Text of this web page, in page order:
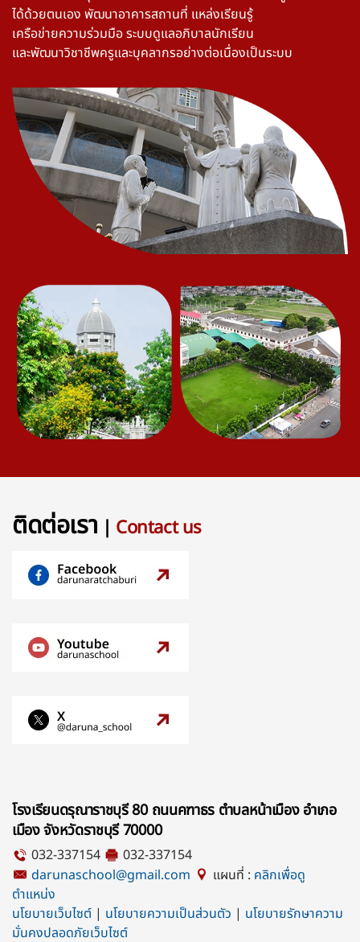
ได้ด้วยตนเอง พัฒนาอาคารสถานที่ แหล่งเรียนรู้
เครือข่ายความร่วมมือ ระบบดูแลอภิบาลนักเรียน
และพัฒนาวิชาชีพครูและบุคลากรอย่างต่อเนื่องเป็นระบบ
ติดต่อเรา | Contact us
โรงเรียนดรุณาราชบุรี 80 ถนนคฑาธร ตำบลหน้าเมือง อำเภอ
เมือง จังหวัดราชบุรี 70000
032-337154
032-337154
darunaschool@gmail.com
แผนที่ : คลิกเพื่อดู
ตำแหน่ง
นโยบายเว็บไซต์ | นโยบายความเป็นส่วนตัว | นโยบายรักษาความ
มั่นคงปลอดภัยเว็บไซต์